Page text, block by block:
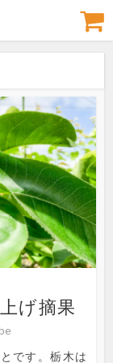
げ摘果
です。栃木は